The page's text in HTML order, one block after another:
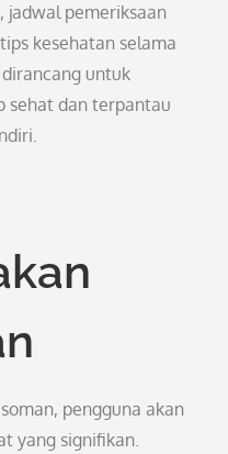
jadwal pemeriksaan
kesehatan selama
untuk
sehat dan terpantau
pengguna akan
yang signifikan.